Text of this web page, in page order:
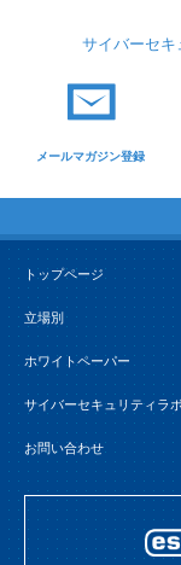
サイバーセキ
メールマガジン登録
トップページ
立場別
ホワイトペーパー
サイバーセキュリティラ
お問い合わせ